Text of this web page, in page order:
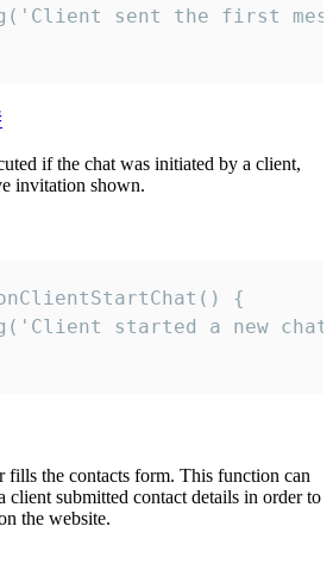
sent the first
if the chat was initiated by a client,
invitation shown.
{
started a new
fills the contacts form. This function can
client submitted contact details in order to
the website.